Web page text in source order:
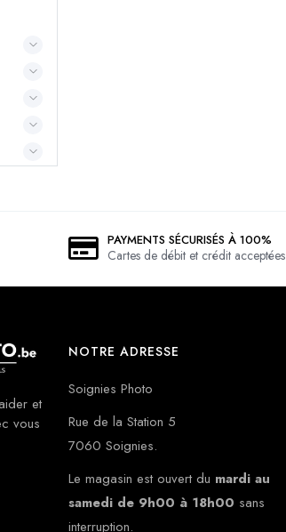
PAYMENTS SÉCURISÉS À 100%
Cartes de débit et crédit acceptées
et
vous
NOTRE ADRESSE
Soignies Photo
Rue de la Station 5
7060 Soignies.
Le magasin est ouvert du mardi au
samedi de 9h00 à 18h00 sans
interruption.